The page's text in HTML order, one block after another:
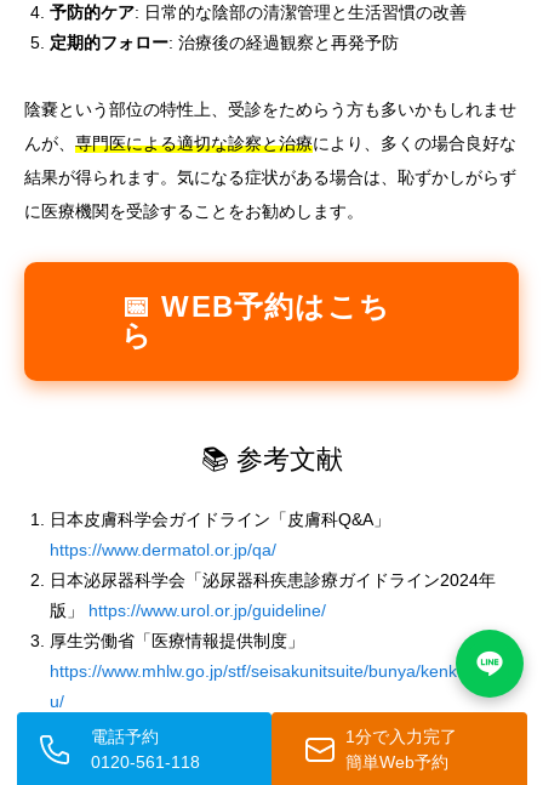
予防的ケア: 日常的な陰部の清潔管理と生活習慣の改善
定期的フォロー: 治療後の経過観察と再発予防
陰嚢という部位の特性上、受診をためらう方も多いかもしれませ
んが、 専門医による適切な診察と治療により、多くの場合良好な
結果が得られます。気になる症状がある場合は、恥ずかしがらず
に医療機関を受診することをお勧めします。
📅 WEB予約はこち
ら
📚 参考文献
日本皮膚科学会ガイドライン「皮膚科Q&A」
https://www.dermatol.or.jp/qa/
日本泌尿器科学会「泌尿器科疾患診療ガイドライン2024年
版」 https://www.urol.or.jp/guideline/
厚生労働省「医療情報提供制度」
https://www.mhlw.go.jp/stf/seisakunitsuite/bunya/kenkou_iryo
u/
国立がん研究センター「がん情報サービス」
https://ganjoho.jp/public/
電話予約
0120-561-118
1分で入力完了
簡単Web予約